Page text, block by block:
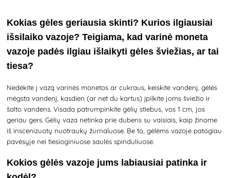
Kokias gėles geriausia skinti? Kurios ilgiausiai
išsilaiko vazoje? Teigiama, kad varinė moneta
vazoje padės ilgiau išlaikyti gėles šviežias, ar tai
tiesa?
Nedėkite į vazą varinės monetos ar cukraus, keiskite vandenį, gėlės
mėgsta vandenį, kasdien (ar net du kartus) įpilkite joms šviežio ir
šalto vandens. Visada patrumpinkite gėlių stiebus, vos 1 cm, jos
geriau gers. Gėlių vaza netinka prie dubens su vaisiais, kaip žinome
iš inscenizuotų nuotraukų žurnaluose. Be to, gėlėms vazoje patogiau
pavėsyje nei tiesioginiuose saulės spinduliuose.
Kokios gėlės vazoje jums labiausiai patinka ir